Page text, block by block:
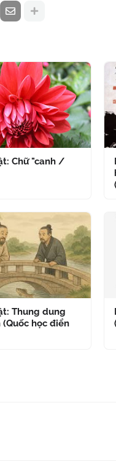
Chữ "canh /
Thung dung
học điển